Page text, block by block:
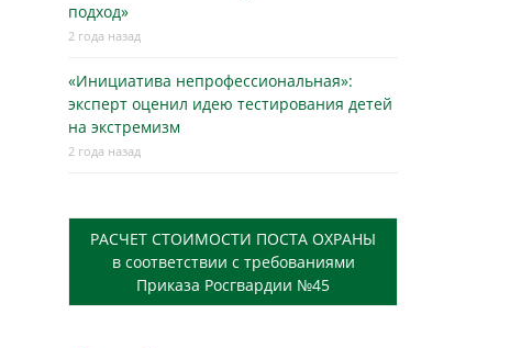
подход»
2 года назад
«Инициатива непрофессиональная»:
эксперт оценил идею тестирования детей
на экстремизм
2 года назад
РАСЧЕТ СТОИМОСТИ ПОСТА ОХРАНЫ
в соответствии с требованиями
Приказа Росгвардии №45